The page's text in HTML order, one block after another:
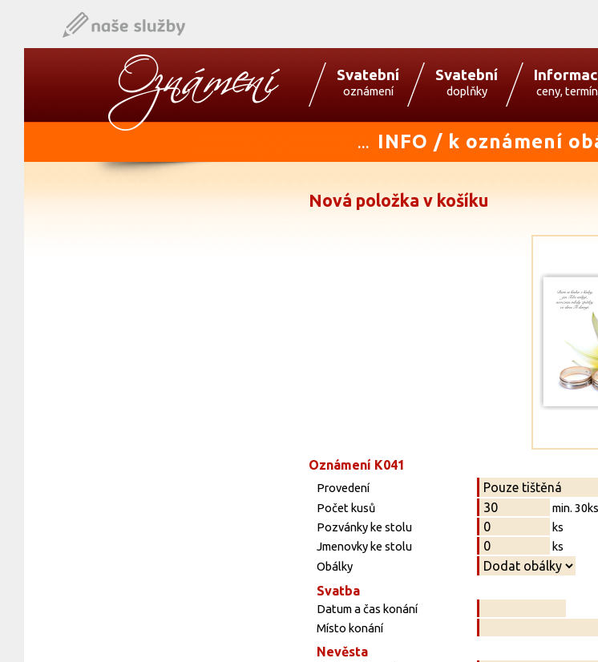
Svatební
oznámení
Svatební
doplňky ceny,
... INFO / k oznámení
Nová položka v košíku
Oznámení K041
Provedení
Počet kusů
min. 30ks
Pozvánky ke stolu
ks
Jmenovky ke stolu
ks
Obálky
Svatba
Datum a čas konání
Místo konání
Nevěsta